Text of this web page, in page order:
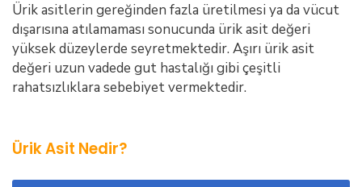
Ürik asitlerin gereğinden fazla üretilmesi ya da vücut
dışarısına atılamaması sonucunda ürik asit değeri
yüksek düzeylerde seyretmektedir. Aşırı ürik asit
değeri uzun vadede gut hastalığı gibi çeşitli
rahatsızlıklara sebebiyet vermektedir.
Ürik Asit Nedir?